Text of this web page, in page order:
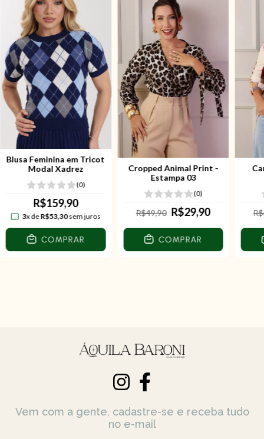
Blusa Feminina em Tricot
Modal Xadrez
(0)
R$159,90
3x deR$53,30sem juros
COMPRAR
Cropped Animal Print -
Estampa 03
(0)
R$49,90 R$29,90
COMPRAR
Vem com a gente, cadastre-se e receba tudo
no e-mail